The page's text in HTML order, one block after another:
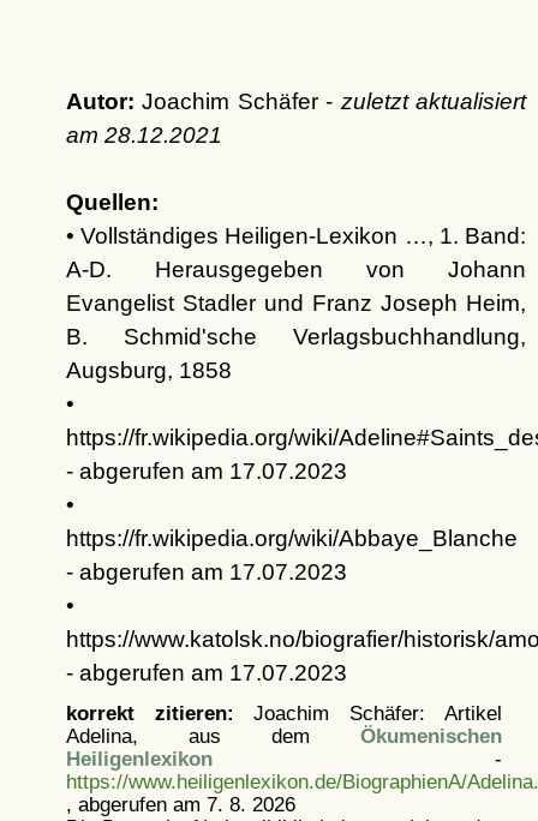
Autor: Joachim Schäfer - zuletzt aktualisiert
am 28.12.2021
Quellen:
• Vollständiges Heiligen-Lexikon …, 1. Band:
A-D. Herausgegeben von Johann
Evangelist Stadler und Franz Joseph Heim,
B. Schmid'sche Verlagsbuchhandlung,
Augsburg, 1858
•
https://fr.wikipedia.org/wiki/
- abgerufen am 17.07.2023
•
https://fr.wikipedia.org/wiki/Abbaye_Blanche
- abgerufen am 17.07.2023
•
https://www.katolsk.no/biografier/historisk/
- abgerufen am 17.07.2023
korrekt zitieren: Joachim Schäfer: Artikel
Adelina, aus dem Ökumenischen
Heiligenlexikon-
https://www.heiligenlexikon.de/BiographienA/
, abgerufen am 7. 8. 2026